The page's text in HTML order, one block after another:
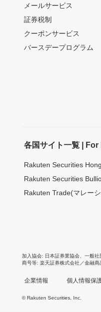
メールサービス
証券税制
クーポンサービス
バースデープログラム
各国サイト一覧 |
Rakuten Securities
Rakuten Securities
Rakuten Trade(マレー
加入協会 日本証券業協会 一般社
商号等 楽天証券株式会社／金融
企業情報 個人情報保
© Rakuten Securities, Inc.